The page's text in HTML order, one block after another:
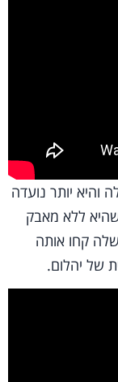
והיא יותר נועדה
ללא מאבק
קחו אותה
של יהלום.